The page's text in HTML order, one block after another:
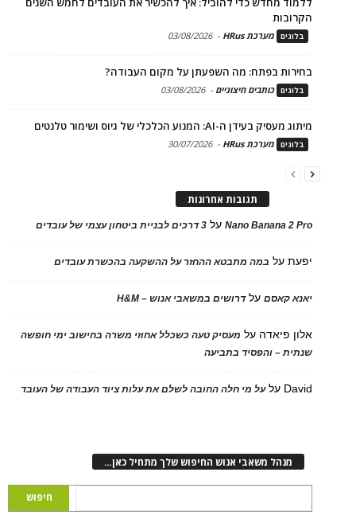
הקרובות
בלוגים מערכת HRus -
03/08/2026
בחירות בפתח: מה השפעתן על מקום העבודה?
בלוגים כותבים חיצוניים -
03/08/2026
מיתוג מעסיק בעידן ה-AI: המנוע הכלכלי של גיוס ושימור טלנטים
בלוגים מערכת HRus -
30/07/2026
תגובות אחרונות
Nano Banana 2 Proעל 3 דרכים לבניית ביטחון עצמי של עובדים
יפעתעל במה מתבטא ההחזר על ההשקעה בהכשרת עובדים
יאנא קאסםעלדרושים במשאבי אנוש – H&M
אלון פיאדה על מעסיק טעה כשכלל אחוזי משרה בחישוב ימי חופשה
שנתית – והפסיד בתביעה
David עלעל מי חלה החובה לשלם את עלות ציוד העבודה של העובד
מנהל משאבי אנוש החיפוש שלך מתחיל כאן…